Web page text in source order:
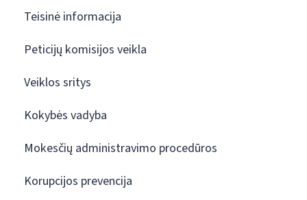
Teisinė informacija
Peticijų komisijos veikla
Veiklos sritys
Kokybės vadyba
Mokesčių administravimo procedūros
Korupcijos prevencija